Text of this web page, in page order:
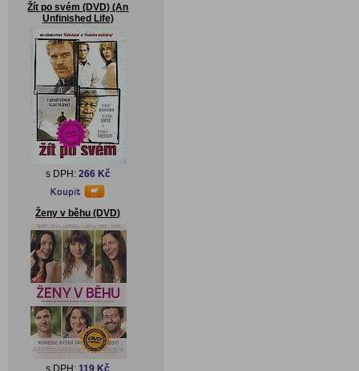
Žít po svém (DVD) (An
Unfinished Life)
s DPH: 266 Kč
Ženy v běhu (DVD)
s DPH:119 Kč